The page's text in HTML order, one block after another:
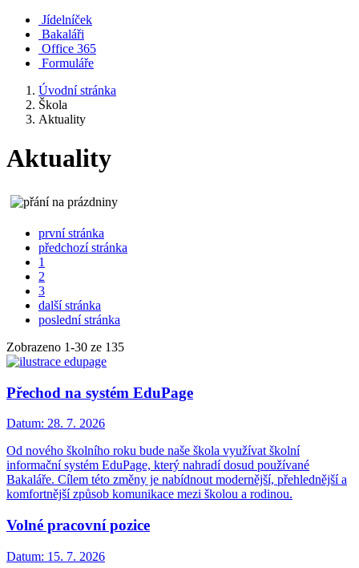
Jídelníček
Bakaláři
Office 365
Formuláře
Úvodní stránka
Škola
Aktuality
Aktuality
první stránka
předchozí stránka
1
2
3
další stránka
poslední stránka
Zobrazeno 1-30 ze 135
Přechod na systém EduPage
Datum: 28. 7. 2026
Od nového školního roku bude naše škola využívat školní
informační systém EduPage, který nahradí dosud používané
Bakaláře. Cílem této změny je nabídnout modernější, přehlednější a
komfortnější způsob komunikace mezi školou a rodinou.
Volné pracovní pozice
Datum: 15. 7. 2026